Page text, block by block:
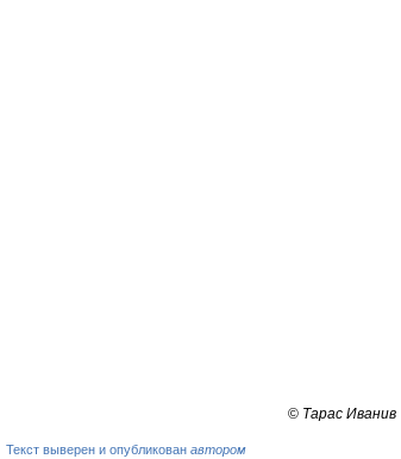
© Тарас Иванив
Текст выверен и опубликован автором